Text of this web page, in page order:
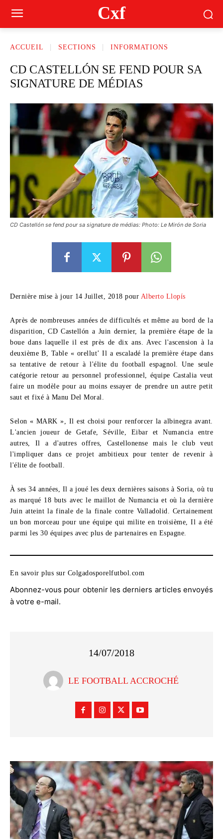
Cxf
ACCUEIL SECTIONS INFORMATIONS
CD CASTELLÓN SE FEND POUR SA
SIGNATURE DE MÉDIAS
CD Castellón se fend pour sa signature de médias: Photo: Le Mirón de Soria
Dernière mise à jour 14 Juillet, 2018 pour Alberto Llopís
Après de nombreuses années de difficultés et même au bord de la
disparition, CD Castellón a Juin dernier, la première étape de la
boue dans laquelle il est près de dix ans. Avec l'ascension à la
deuxième B, Table « orellut’ Il a escaladé la première étape dans
sa tentative de retour à l'élite du football espagnol. Une seule
catégorie retour au personnel professionnel, équipe Castalia veut
faire un modèle pour au moins essayer de prendre un autre petit
saut et fixé à Manu Del Moral.
Selon « MARK », Il est choisi pour renforcer la albinegra avant.
L'ancien joueur de Getafe, Séville, Eibar et Numancia entre
autres, Il a d'autres offres, Castellonense mais le club veut
l'impliquer dans ce projet ambitieux pour tenter de revenir à
l'élite de football.
À ses 34 années, Il a joué les deux dernières saisons à Soria, où tu
as marqué 18 buts avec le maillot de Numancia et où la dernière
Juin atteint la finale de la finale contre Valladolid. Certainement
un bon morceau pour une équipe qui milite en troisième, Il a été
parmi les 30 équipes avec plus de partenaires en Espagne.
En savoir plus sur Colgadosporelfutbol.com
Abonnez-vous pour obtenir les derniers articles envoyés
à votre e-mail.
14/07/2018
LE FOOTBALL ACCROCHÉ